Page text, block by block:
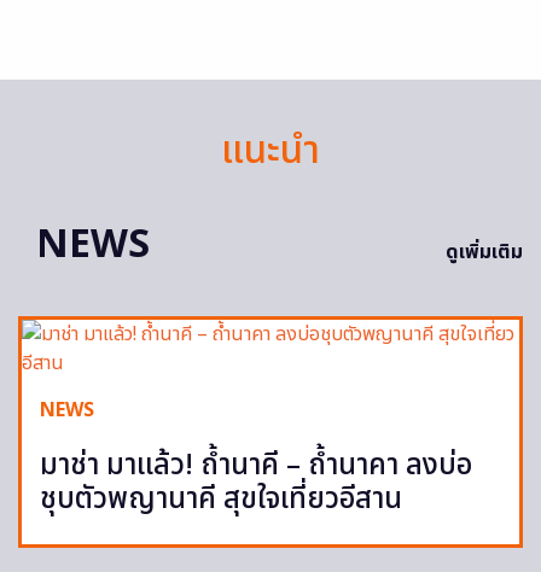
แนะนำ
NEWS
ดูเพิ่มเติม
NEWS
มาช่า มาแล้ว! ถ้ำนาคี – ถ้ำนาคา ลงบ่อ
ชุบตัวพญานาคี สุขใจเที่ยวอีสาน